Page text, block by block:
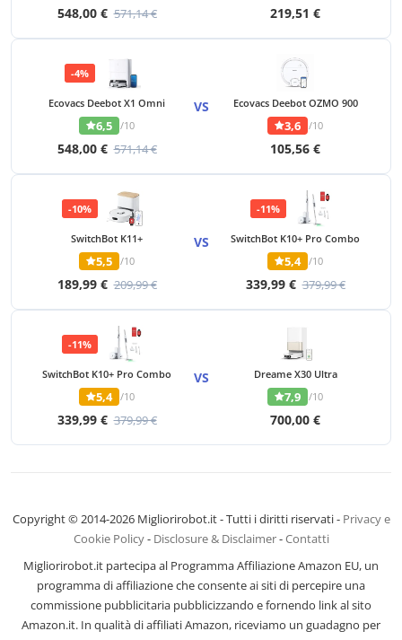
548,00 € 571,14 € 219,51 €
-4%
Ecovacs Deebot X1 Omni
6,5 /10
548,00 € 571,14 €
VS Ecovacs Deebot OZMO 900
3,6 /10
105,56 €
-10%
SwitchBot K11+
5,5 /10
189,99 € 209,99 €
VS
-11%
SwitchBot K10+ Pro Combo
5,4 /10
339,99 € 379,99 €
-11%
SwitchBot K10+ Pro Combo
5,4 /10
339,99 € 379,99 €
VS Dreame X30 Ultra
7,9 /10
700,00 €
Copyright © 2014-2026 Migliorirobot.it - Tutti i diritti riservati - Privacy e
Cookie Policy- Disclosure & Disclaimer-Contatti
Migliorirobot.it partecipa al Programma Affiliazione Amazon EU, un
programma di affiliazione che consente ai siti di percepire una
commissione pubblicitaria pubblicizzando e fornendo link al sito
Amazon.it. In qualità di affiliati Amazon, riceviamo un guadagno per